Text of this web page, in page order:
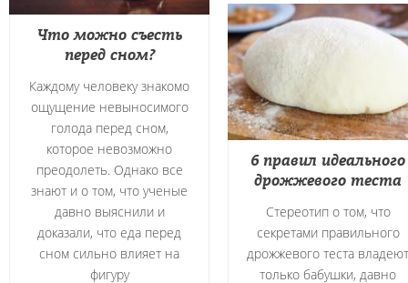
Что можно съесть
перед сном?
Каждому человеку знакомо
ощущение невыносимого
голода перед сном,
которое невозможно
преодолеть. Однако все
знают и о том, что ученые
давно выяснили и
доказали, что еда перед
сном сильно влияет на
фигуру
6 правил идеального
дрожжевого теста
Стереотип о том, что
секретами правильного
дрожжевого теста владеют
только бабушки, давно